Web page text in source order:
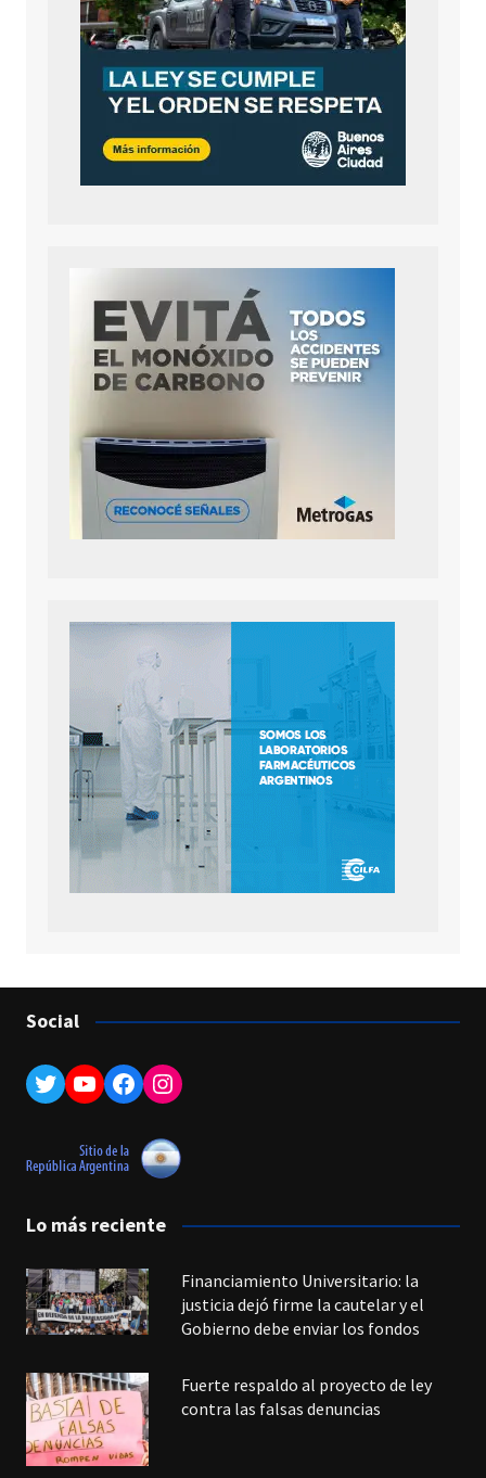
Social
Twitter
YouTube
Facebook
Instagram
Lo más reciente
Financiamiento Universitario: la
justicia dejó firme la cautelar y el
Gobierno debe enviar los fondos
Fuerte respaldo al proyecto de ley
contra las falsas denuncias